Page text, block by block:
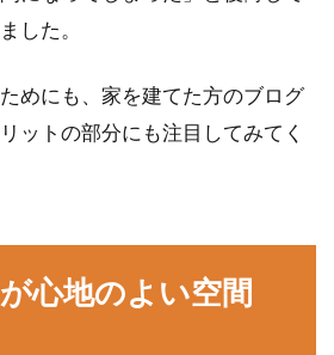
した。
めにも、家を建てた方のブログ
ットの部分にも注目してみてく
心地のよい空間